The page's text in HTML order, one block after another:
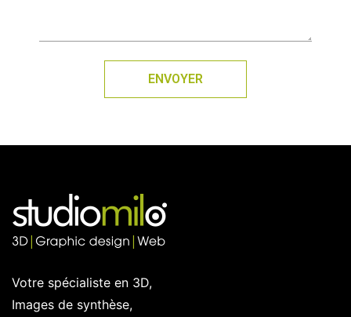
ENVOYER
Votre spécialiste en 3D,
Images de synthèse,